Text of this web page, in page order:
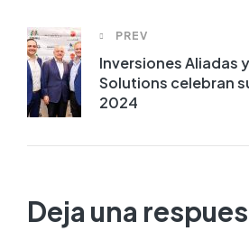
PREV
Inversiones Aliadas
Solutions celebran
2024
Deja una